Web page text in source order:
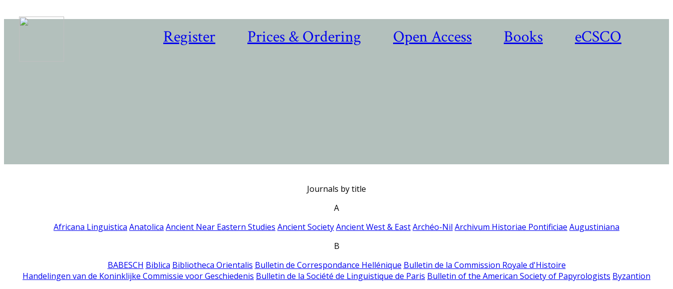
Register Prices & Ordering Open Access Books eCSCO
Journals by title
A
Africana Linguistica Anatolica Ancient Near Eastern Studies Ancient SocietyAncient West & EastArchéo-Nil Archivum Historiae Pontificiae Augustiniana
B
BABESCH Biblica Bibliotheca Orientalis Bulletin de Correspondance Hellénique Bulletin de la Commission Royale d'Histoire
Handelingen van de Koninklijke Commissie voor Geschiedenis Bulletin de la Société de Linguistique de Paris Bulletin of the American Society of Papyrologists Byzantion